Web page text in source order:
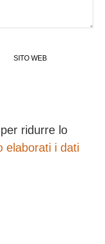
SITO WEB
ridurre lo
elaborati i dati